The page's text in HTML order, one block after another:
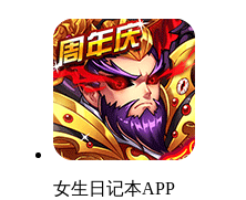
女生日记本APP